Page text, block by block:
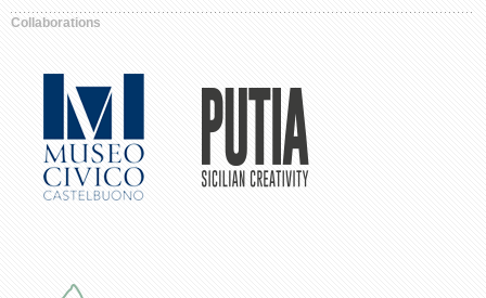
Collaborations